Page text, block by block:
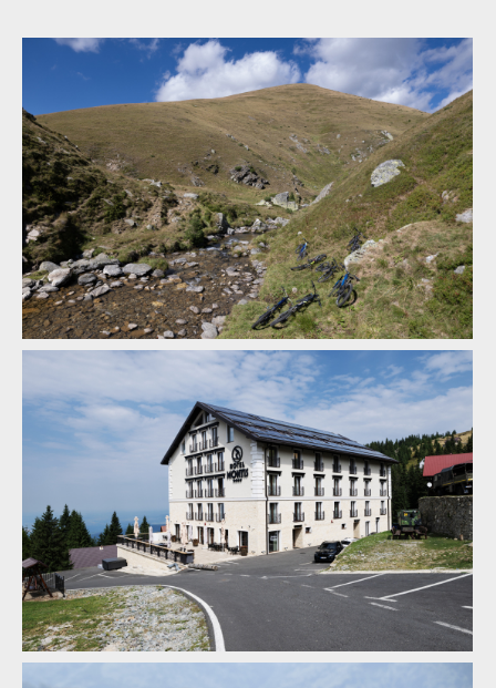
zážitek
Legends of Gugu - Heli-eBike Camp v Rumunsku je velkolepý
zážitek
Legends of Gugu - Heli-eBike Camp v Rumunsku je velkolepý
Legends of Gugu - Heli-eBike Camp v Rumunsku je velkolepý
Legends of Gugu - Heli-eBike Camp v Rumunsku je velkolepý
zážitek